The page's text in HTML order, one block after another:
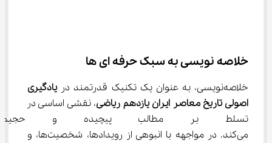
خلاصه ‌نویسی به سبک حرفه ‌ای ‌ها
خلاصه‌نویسی، به عنوان یک تکنیک قدرتمند در
یادگیری
اصولی تاریخ معاصر ایران یازدهم ریاضی، نقشی اساسی در
تسلط بر مطالب پیچیده و حجیم
می‌کند. در مواجهه با انبوهی از رویدادها، شخصیت‌ها، و